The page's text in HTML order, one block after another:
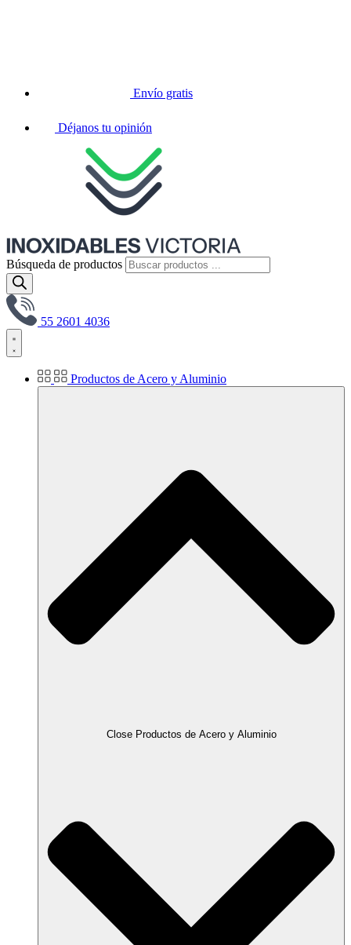
Envío gratis
Déjanos tu opinión
Búsqueda de productos
55 2601 4036
Productos de Acero y Aluminio
Close Productos de Acero y Aluminio